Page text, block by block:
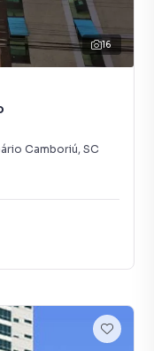
16
Camboriú, SC